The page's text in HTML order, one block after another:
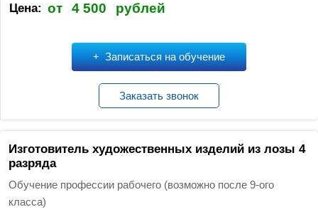
Цена: от 4 500 рублей
Записаться на обучение
Заказать звонок
Изготовитель художественных изделий из лозы 4
разряда
Обучение профессии рабочего (возможно после 9-ого
класса)